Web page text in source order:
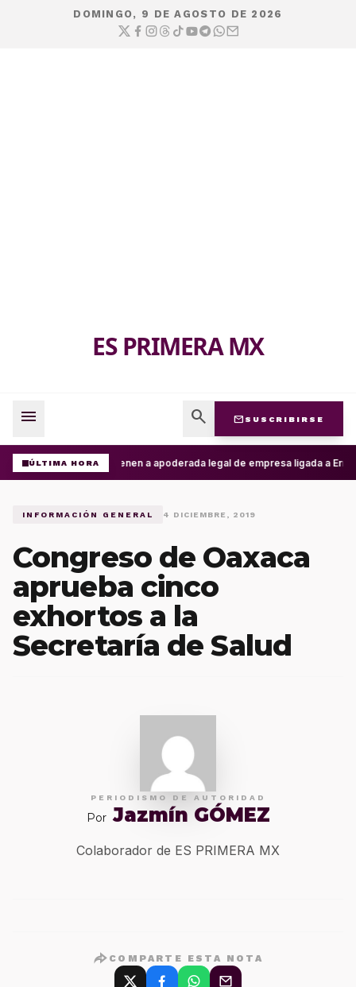
DOMINGO, 9 DE AGOSTO DE 2026
ES PRIMERA MX
menu search mail SUSCRIBIRSE
ÚLTIMA HORADetienen a apoderada legal de empresa ligada a
INFORMACIÓN GENERAL 4 DICIEMBRE, 2019
Congreso de Oaxaca
aprueba cinco
exhortos a la
Secretaría de Salud
PERIODISMO DE AUTORIDAD
Por Jazmín GÓMEZ
Colaborador de ES PRIMERA MX
COMPARTE ESTA NOTA